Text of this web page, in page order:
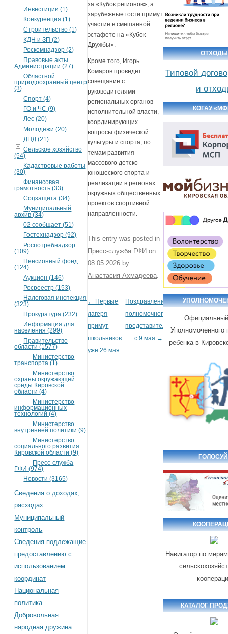
Инвестиции (1)
Конкуренция (1)
Строительство (1)
КДН и ЗП (2)
Роскомнадзор (2)
Правовые акты
Администрации (27)
Областной
природоохранный центр
(3)
Спорт (4)
ГО и ЧС (9)
Лес (20)
Молодёжи (20)
ДНД (21)
Сельское хозяйство
(54)
Кадастровые работы
(30)
Финансовая
грамотность (33)
Соцзащита (34)
Муниципальный
архив (34)
02 сообщает (51)
Гостехнадзор (92)
Роспотребнадзор
(109)
Пенсионный фонд
(124)
Аукцион (146)
Росреестр (153)
Налоговая инспекция
(323)
Прокуратура (232)
Информация для
населения (299)
Правительство
области (1577)
Министерство
транспорта (1)
Министерство
охраны окружающей
среды Кировской
области (4)
Министерство
информационных
технологий (4)
Министерство
внутренней политики (9)
Министерство
социального развития
Кировской области (9)
Пресс-служба
ГФИ (974)
Новости (3165)
Сведения о доходах,
расходах
Муниципальный
контроль
Сведения подлежащие
предоставлению с
использованием
координат
Национальная
политика
Добровольная
народная дружина
за «Кубок регионов», а
зарубежные гости примут
участие в смешанной
эстафете на «Кубок
Дружбы».
Кроме того, Игорь
Комаров проведет
совещание с
руководителями
региональных органов
исполнительной власти,
координирующих
вопросы физической
культуры и спорта, по
темам развития
массового детско-
юношеского спорта и
реализации в регионах
окружных общественных
проектов спортивной
направленности.
This entry was posted in
Пресс-служба ГФИ on
08.05.2026 by
Анастасия Ахмадеева
Post navigation
← Первые
лагеря
примут
школьников
уже 26 мая
Поздравление
полномочного
представителя
с 9 мая →
ОТХОДЫ
Типовой
и
КОГАУ
Уполномоченного
ребенка в
Навигатор по
КАТАЛОГ